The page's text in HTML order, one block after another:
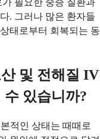
필요한 중증 질환과
. 그러나 많은 환자들
태로부터 회복되는 동
및 전해질 IV
있습니까?
적인 상태는 때때로